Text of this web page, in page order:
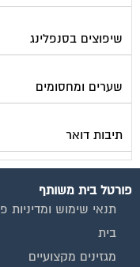
שיפוצים בסנפלינג
שערים ומחסומים
תיבות דואר
פורטל בית משותף
תנאי שימוש ומדיניות
בית
מגזינים מקצועיים